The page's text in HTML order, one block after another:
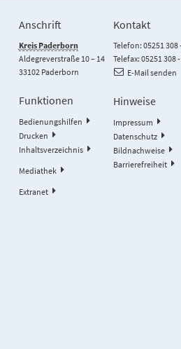
Anschrift
Kreis Paderborn
Aldegreverstraße 10 – 14
33102 Paderborn
Kontakt
Telefon: 05251 308
Telefax: 05251 308
E-Mail senden
Funktionen
Bedienungshilfen
Drucken
Inhaltsverzeichnis
Mediathek
Extranet
Hinweise
Impressum
Datenschutz
Bildnachweise
Barrierefreiheit